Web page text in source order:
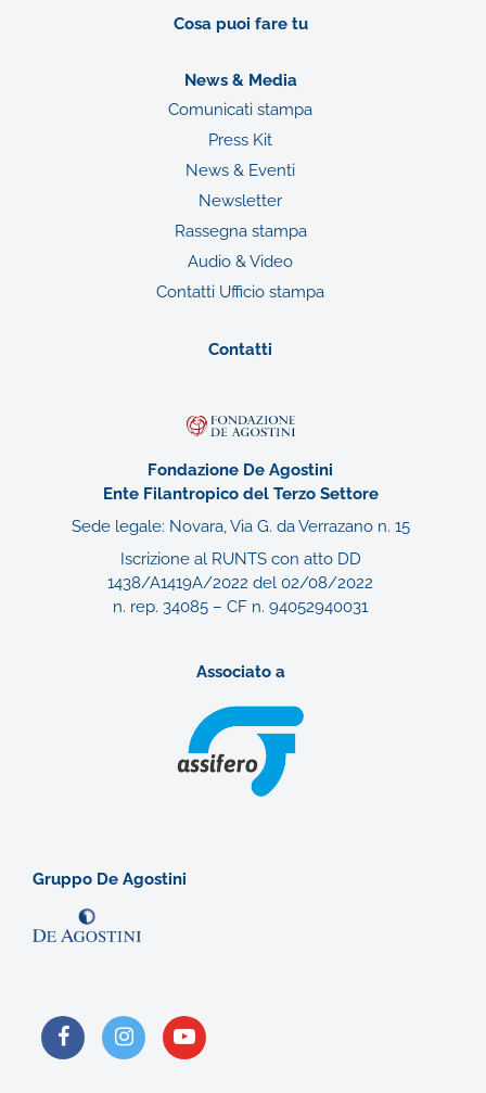
Cosa puoi fare tu
News & Media
Comunicati stampa
Press Kit
News & Eventi
Newsletter
Rassegna stampa
Audio & Video
Contatti Ufficio stampa
Contatti
Fondazione De Agostini
Ente Filantropico del Terzo Settore
Sede legale: Novara, Via G. da Verrazano n. 15
Iscrizione al RUNTS con atto DD
1438/A1419A/2022 del 02/08/2022
n. rep. 34085 – CF n. 94052940031
Associato a
Gruppo De Agostini